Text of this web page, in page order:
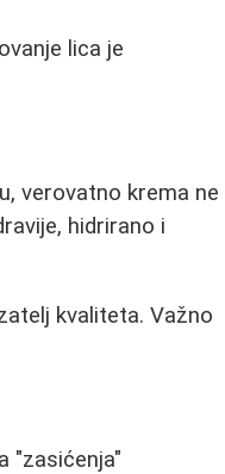
lica je
verovatno krema ne
hidrirano i
kvaliteta. Važno
"zasićenja"